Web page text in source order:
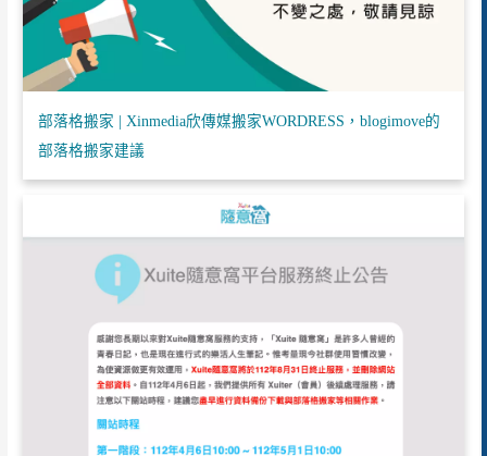
部落格搬家 | Xinmedia欣傳媒搬家WORDRESS，blogimove的
部落格搬家建議